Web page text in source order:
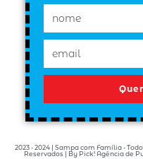
2023 - 2024 | Sampa com Família -
Reservados | By Pick! Agência de